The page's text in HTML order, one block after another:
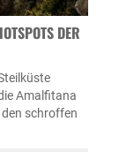
DER A
Amalfitana
schroffen